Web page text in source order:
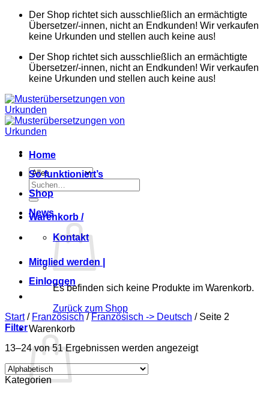
Zum
springen
Der Shop richtet sich ausschließlich an ermächtigte
Übersetzer/-innen, nicht an Endkunden! Wir verkaufen
keine Urkunden und stellen auch keine aus!
Der Shop richtet sich ausschließlich an ermächtigte
Übersetzer/-innen, nicht an Endkunden! Wir verkaufen
keine Urkunden und stellen auch keine aus!
Suchen
nach:
Warenkorb /
Es befinden sich keine Produkte im Warenkorb.
Zurück zum Shop
Warenkorb
Home
So funktioniert’s
Shop
News
Kontakt
Mitglied werden |
Einloggen
Start / Französisch / Französisch -> Deutsch /Seite 2
Filter
13–24 von 51 Ergebnissen werden angezeigt
Kategorien